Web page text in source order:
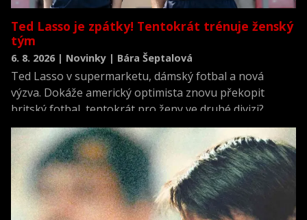
Ted Lasso je zpátky! Tentokrát trénuje ženský
tým
6. 8. 2026 | Novinky | Bára Šeptalová
Ted Lasso v supermarketu, dámský fotbal a nová
výzva. Dokáže americký optimista znovu překopit
britský fotbal, tentokrát pro ženy ve druhé divizi?